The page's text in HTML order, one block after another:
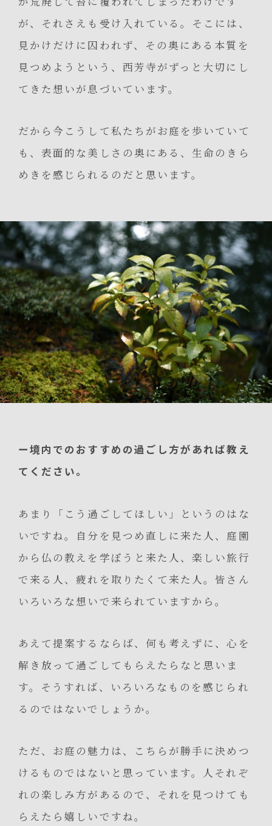
が、それさえも受け入れている。そこには、
見かけだけに囚われず、その奥にある本質を
見つめようという、西芳寺がずっと大切にし
てきた想いが息づいています。
だから今こうして私たちがお庭を歩いていて
も、表面的な美しさの奥にある、生命のきら
めきを感じられるのだと思います。
ー境内でのおすすめの過ごし方があれば教え
てください。
あまり「こう過ごしてほしい」というのはな
いですね。自分を見つめ直しに来た人、庭園
から仏の教えを学ぼうと来た人、楽しい旅行
で来る人、疲れを取りたくて来た人。皆さん
いろいろな想いで来られていますから。
あえて提案するならば、何も考えずに、心を
解き放って過ごしてもらえたらなと思いま
す。そうすれば、いろいろなものを感じられ
るのではないでしょうか。
ただ、お庭の魅力は、こちらが勝手に決めつ
けるものではないと思っています。人それぞ
れの楽しみ方があるので、それを見つけても
らえたら嬉しいですね。